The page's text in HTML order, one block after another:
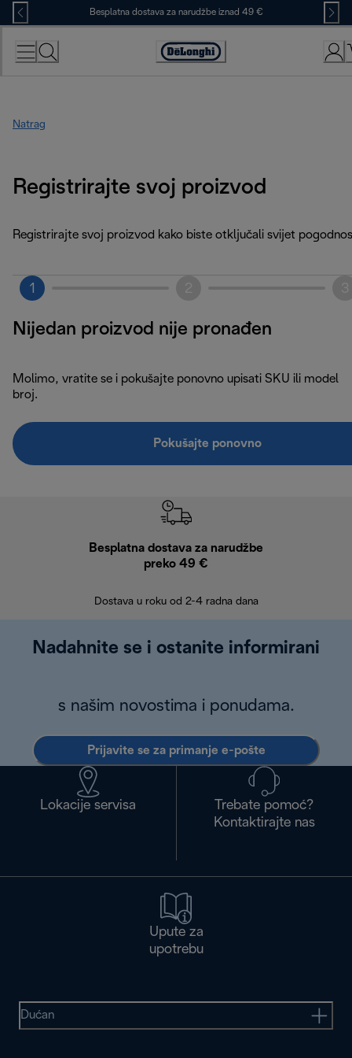
Skip
to
Content
Besplatna dostava za narudžbe iznad 49 €
Accessibility
Natrag
Registrirajte svoj proizvod
Registrirajte svoj proizvod kako biste otključali svijet
1
Nijedan proizvod nije pronađen
Molimo, vratite se i pokušajte ponovno upisati SKU ili model
broj.
Pokušajte ponovno
Besplatna dostava za narudžbe
preko 49 €
Dostava u roku od 2-4 radna dana
Nadahnite se i ostanite informirani
s našim novostima i ponudama.
Prijavite se za primanje e-pošte
Lokacije servisa
Trebate pomoć?
Kontaktirajte nas
Upute za
upotrebu
Dućan